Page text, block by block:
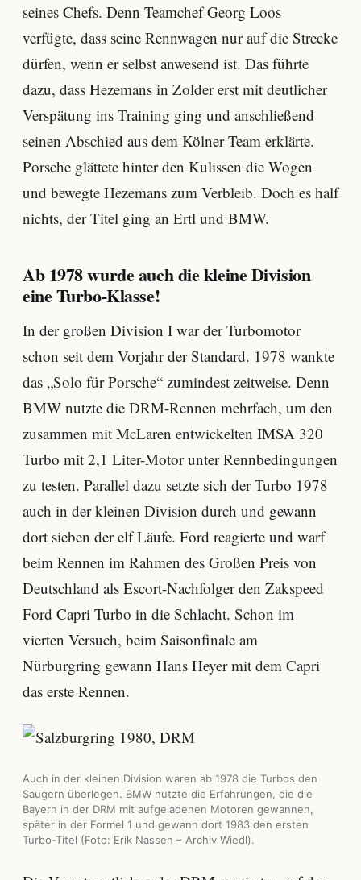
seines Chefs. Denn Teamchef Georg Loos
verfügte, dass seine Rennwagen nur auf die Strecke
dürfen, wenn er selbst anwesend ist. Das führte
dazu, dass Hezemans in Zolder erst mit deutlicher
Verspätung ins Training ging und anschließend
seinen Abschied aus dem Kölner Team erklärte.
Porsche glättete hinter den Kulissen die Wogen
und bewegte Hezemans zum Verbleib. Doch es half
nichts, der Titel ging an Ertl und BMW.
Ab 1978 wurde auch die kleine Division
eine Turbo-Klasse!
In der großen Division I war der Turbomotor
schon seit dem Vorjahr der Standard. 1978 wankte
das „Solo für Porsche“ zumindest zeitweise. Denn
BMW nutzte die DRM-Rennen mehrfach, um den
zusammen mit McLaren entwickelten IMSA 320
Turbo mit 2,1 Liter-Motor unter Rennbedingungen
zu testen. Parallel dazu setzte sich der Turbo 1978
auch in der kleinen Division durch und gewann
dort sieben der elf Läufe. Ford reagierte und warf
beim Rennen im Rahmen des Großen Preis von
Deutschland als Escort-Nachfolger den Zakspeed
Ford Capri Turbo in die Schlacht. Schon im
vierten Versuch, beim Saisonfinale am
Nürburgring gewann Hans Heyer mit dem Capri
das erste Rennen.
Auch in der kleinen Division waren ab 1978 die Turbos den
Saugern überlegen. BMW nutzte die Erfahrungen, die die
Bayern in der DRM mit aufgeladenen Motoren gewannen,
später in der Formel 1 und gewann dort 1983 den ersten
Turbo-Titel (Foto: Erik Nassen – Archiv Wiedl).